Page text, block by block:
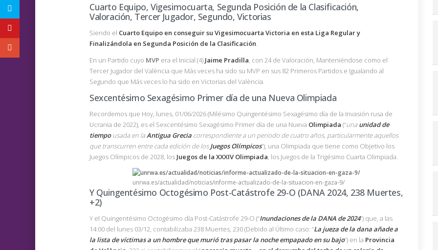
Cuarto Equipo, Vigesimocuarta, Segunda Posición de la Clasificación,
Valoración, Tercer Jugador, Segundo, Victorias
Siendo el Cuarto Equipo en conseguir su Vigesimocuarta Victoria en esta Liga Regular y
Finalizándola en Segunda Posición de la Clasificación.
En un Partido cuyo MVP era el Inicial (4) Jaime Pradilla, con 24 de Valoración, Manteniéndose como el
Tercer Jugador del València que Más veces ha sido su MVP en sus 82 Primeros Partidos e Igualando al
Segundo que Más veces lo ha sido en Victorias del València.
Sexcentésimo Sexagésimo Primer día de una Nueva Olimpiada
Recordemos que Hoy, lunes, 01/06/2026 (Milésimo Quingentésimo Sexagésimo día de la Invasión rusa de
Ucrania de 2022), es el Sexcentésimo Sexagésimo Primer día de una Nueva Olimpiada (“una unidad de
tiempousada en laAntigua Grecia correspondiente a un periodo de cuatro años, particularmente aquellos
que transcurren entre cada edición de losJuegos Olímpicos”), una Olimpiada que tiene como Objetivo los
Juegos Olímpicos de 2028, los Juegos de la XXXIV Olimpiada, los Juegos de la Trigésimo Cuarta Olimpiada.
unrwa.es/actualidad/noticias/informe-actualizado-de-la-situacion-en-gaza-9/
Y Quingentésimo Octogésimo Post-Catástrofe 29-O (DANA 2024, 238 Muertes,
+2)
Y el Quingentésimo Octogésimo día Post-Catástrofe 29-O (“Inundaciones de la DANA de 2024”) que, a las
14:00 del lunes 03/12, contabilizaba 238 Muertes, 230 (Debido al Último caso: “La jueza de la dana añade a
la lista de víctimas a un hombre que murió tras pasar la noche empapado en su bajo”) en la Provincia